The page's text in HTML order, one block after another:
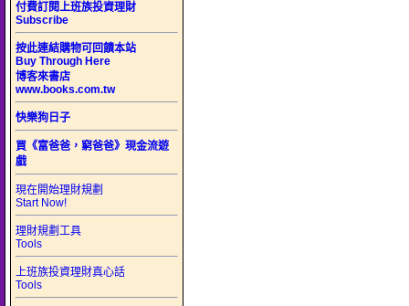
付費訂閱上班族投資理財
Subscribe
按此連結購物可回饋本站
Buy Through Here
博客來書店
www.books.com.tw
快樂狗日子
買《富爸爸，窮爸爸》現金流遊
戲
現在開始理財規劃
Start Now!
理財規劃工具
Tools
上班族投資理財真心話
Tools